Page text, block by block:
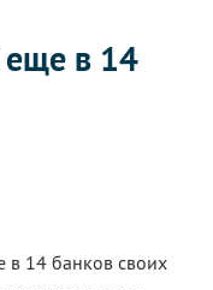
еще в 14
14 банков своих